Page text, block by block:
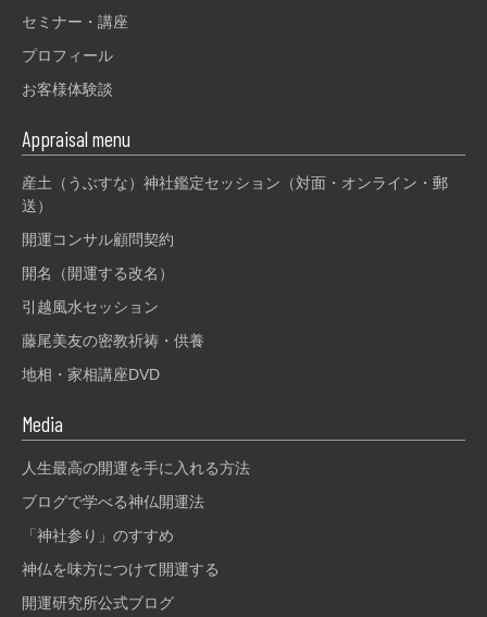
セミナー・講座
プロフィール
お客様体験談
Appraisal menu
産土（うぶすな）神社鑑定セッション（対面・オンライン・郵
送）
開運コンサル顧問契約
開名（開運する改名）
引越風水セッション
藤尾美友の密教祈祷・供養
地相・家相講座DVD
Media
人生最高の開運を手に入れる方法
ブログで学べる神仏開運法
「神社参り」のすすめ
神仏を味方につけて開運する
開運研究所公式ブログ